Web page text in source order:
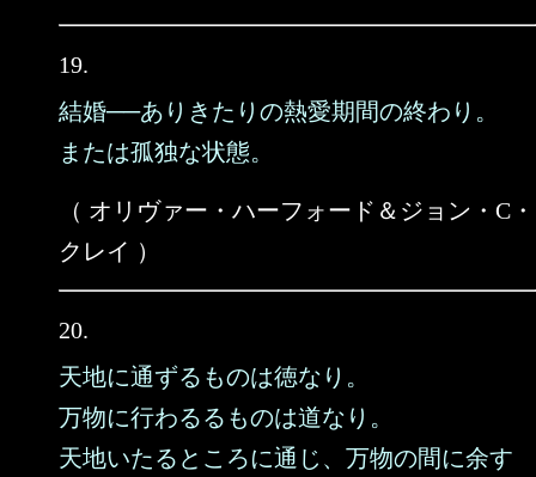
19.
結婚──ありきたりの熱愛期間の終わり。
または孤独な状態。
（ オリヴァー・ハーフォード＆ジョン・C・
クレイ ）
20.
天地に通ずるものは徳なり。
万物に行わるるものは道なり。
天地いたるところに通じ、万物の間に余す